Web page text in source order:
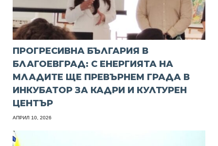
ПРОГРЕСИВНА БЪЛГАРИЯ В
БЛАГОЕВГРАД: С ЕНЕРГИЯТА НА
МЛАДИТЕ ЩЕ ПРЕВЪРНЕМ ГРАДА В
ИНКУБАТОР ЗА КАДРИ И КУЛТУРЕН
ЦЕНТЪР
АПРИЛ 10, 2026